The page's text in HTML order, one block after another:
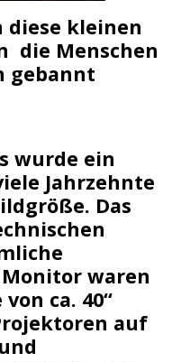
diese kleinen
die Menschen
gebannt
wurde ein
Jahrzehnte
Das
waren
ca. 40“
auf